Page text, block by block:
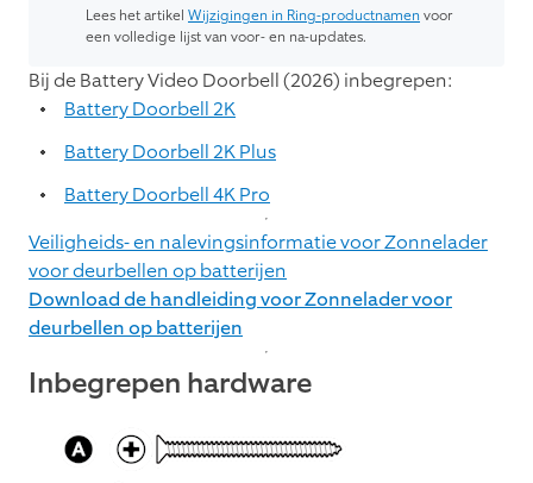
Lees het artikel Wijzigingen in Ring-productnamen voor
een volledige lijst van voor- en na-updates.
Bij de Battery Video Doorbell (2026) inbegrepen:
Battery Doorbell 2K
Battery Doorbell 2K Plus
Battery Doorbell 4K Pro
Veiligheids- en nalevingsinformatie voor Zonnelader
voor deurbellen op batterijen
Download de handleiding voor Zonnelader voor
deurbellen op batterijen
Inbegrepen hardware